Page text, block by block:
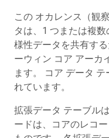
この オカレンス（観
タは、1 つまたは複
様性データを共有す
ーウィン コア アーカ
ます。 コア データ
れています。
拡張データ テーブル
ードは、コアのレコ